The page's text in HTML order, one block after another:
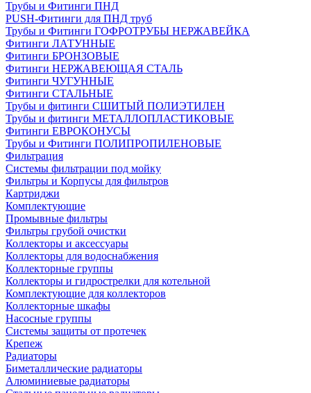
Трубы и Фитинги ПНД
PUSH-Фитинги для ПНД труб
Трубы и Фитинги ГОФРОТРУБЫ НЕРЖАВЕЙКА
Фитинги ЛАТУННЫЕ
Фитинги БРОНЗОВЫЕ
Фитинги НЕРЖАВЕЮЩАЯ СТАЛЬ
Фитинги ЧУГУННЫЕ
Фитинги СТАЛЬНЫЕ
Трубы и фитинги СШИТЫЙ ПОЛИЭТИЛЕН
Трубы и фитинги МЕТАЛЛОПЛАСТИКОВЫЕ
Фитинги ЕВРОКОНУСЫ
Трубы и Фитинги ПОЛИПРОПИЛЕНОВЫЕ
Фильтрация
Системы фильтрации под мойку
Фильтры и Корпусы для фильтров
Картриджи
Комплектующие
Промывные фильтры
Фильтры грубой очистки
Коллекторы и аксессуары
Коллекторы для водоснабжения
Коллекторные группы
Коллекторы и гидрострелки для котельной
Комплектующие для коллекторов
Коллекторные шкафы
Насосные группы
Системы защиты от протечек
Крепеж
Радиаторы
Биметаллические радиаторы
Алюминиевые радиаторы